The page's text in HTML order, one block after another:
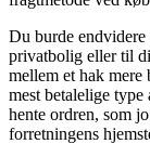
Du burde
privatbolig eller til
mellem et hak mere
mest betalelige
hente ordren, som
forretningens